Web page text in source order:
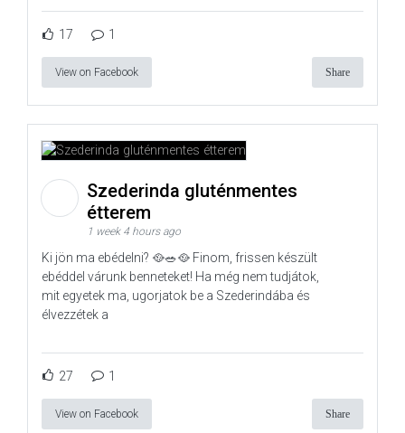
17 1
View on Facebook Share
Szederinda gluténmentes
étterem
1 week 4 hours ago
Ki jön ma ebédelni? 🥘🥗🥘 Finom, frissen készült
ebéddel várunk benneteket! Ha még nem tudjátok,
mit egyetek ma, ugorjatok be a Szederindába és
élvezzétek a
27 1
View on Facebook Share